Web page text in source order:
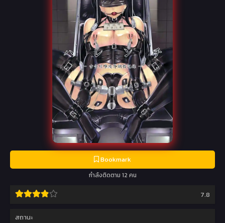
Bookmark
กำลังติดตาม 12 คน
7.8
สถานะ